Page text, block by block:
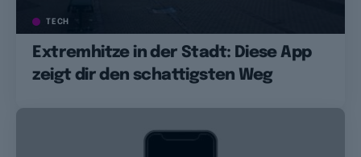
TECH
Extremhitze in der Stadt: Diese App
zeigt dir den schattigsten Weg